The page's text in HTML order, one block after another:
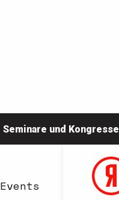
Seminare und Kongresse
Events